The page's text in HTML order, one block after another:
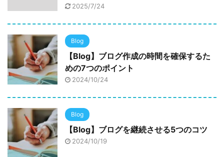
2025/7/24
Blog
【Blog】ブログ作成の時間を確保するた
めの7つのポイント
2024/10/24
Blog
【Blog】ブログを継続させる5つのコツ
2024/10/19